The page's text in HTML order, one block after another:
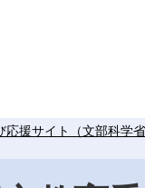
援サイト（文部科学省